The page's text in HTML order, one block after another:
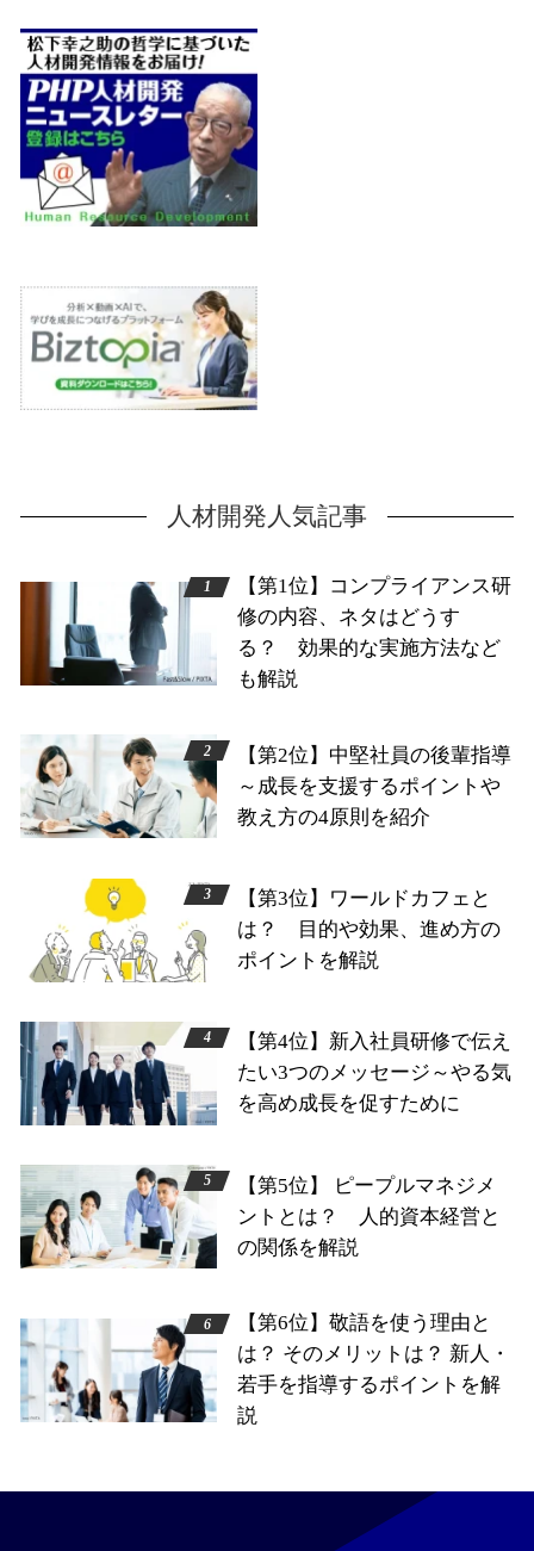
人材開発人気記事
【第1位】コンプライアンス研
修の内容、ネタはどうす
る？ 効果的な実施方法など
も解説
【第2位】中堅社員の後輩指導
～成長を支援するポイントや
教え方の4原則を紹介
【第3位】ワールドカフェと
は？ 目的や効果、進め方の
ポイントを解説
【第4位】新入社員研修で伝え
たい3つのメッセージ～やる気
を高め成長を促すために
【第5位】 ピープルマネジメ
ントとは？ 人的資本経営と
の関係を解説
【第6位】敬語を使う理由と
は？ そのメリットは？ 新人・
若手を指導するポイントを解
説